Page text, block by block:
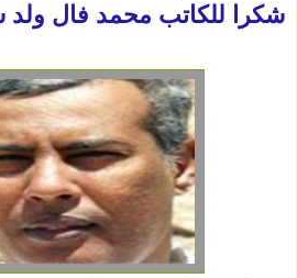
شكرا للكاتب محمد فال ولد